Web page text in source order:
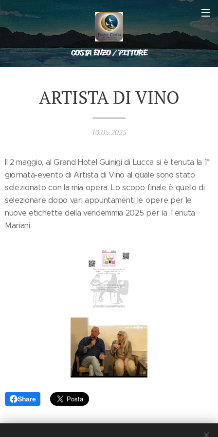
COSTA ENZO / PITTORE
ARTISTA DI VINO
10.05.2025
Il 2 maggio, al Grand Hotel Guinigi di Lucca si è tenuta la 1°
giornata-evento di Artista di Vino al quale sono stato
selezionato con la mia opera. Lo scopo finale è quello di
selezionare dopo vari appuntamenti le opere per le
nuove etichette della vendemmia 2025 per la Tenuta
Mariani.
Share